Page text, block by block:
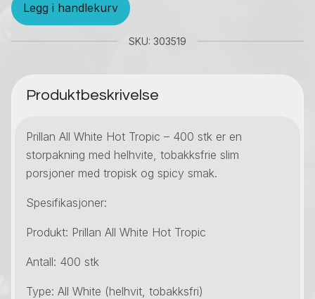
Legg i handlekurv
SKU: 303519
Produktbeskrivelse
Prillan All White Hot Tropic – 400 stk er en
storpakning med helhvite, tobakksfrie slim
porsjoner med tropisk og spicy smak.
Spesifikasjoner:
Produkt: Prillan All White Hot Tropic
Antall: 400 stk
Type: All White (helhvit, tobakksfri)